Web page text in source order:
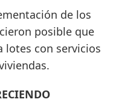
de los
posible que
lotes con servicios